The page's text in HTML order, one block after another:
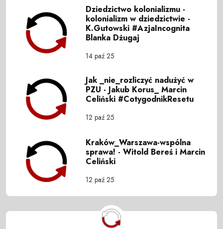
Dziedzictwo kolonializmu -
kolonializm w dziedzictwie -
K.Gutowski #AzjaIncognita
Blanka Dżugaj
14 paź 25
Jak _nie_rozliczyć nadużyć w
PZU - Jakub Korus_ Marcin
Celiński #CotygodnikResetu
12 paź 25
Kraków_Warszawa-wspólna
sprawa! - Witold Bereś i Marcin
Celiński
12 paź 25